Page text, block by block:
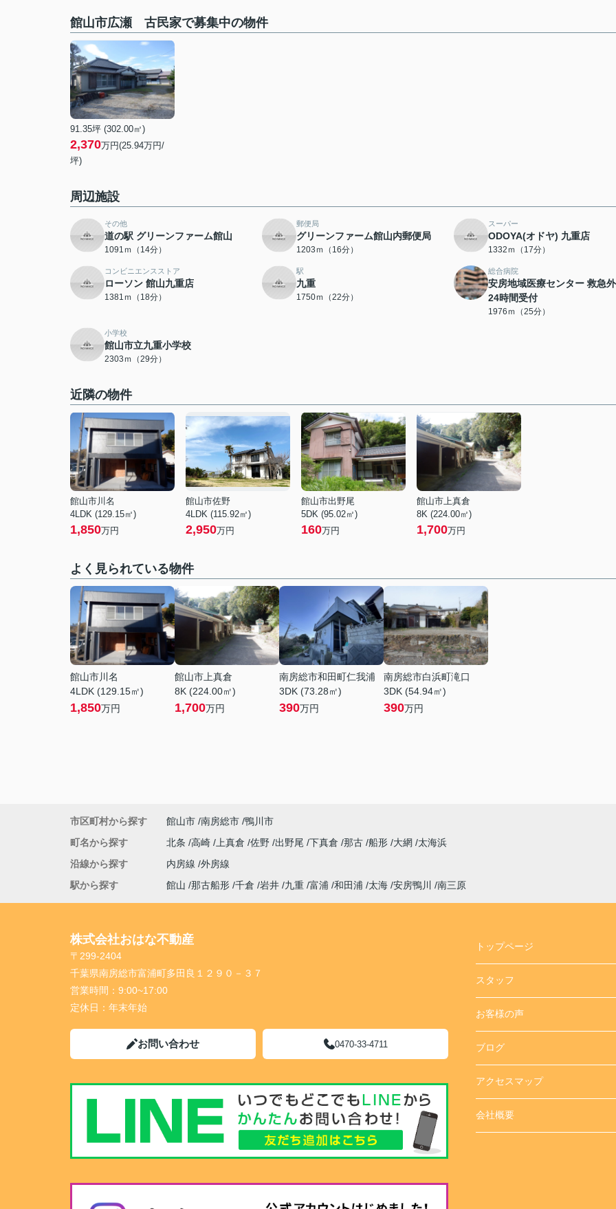
館山市広瀬 古民家で募集中の物件
91.35坪 (302.00㎡)
2,370万円(25.94万円/
坪)
周辺施設
その他
道の駅 グリーンファーム館山
1091ｍ（14分）
郵便局
グリーンファーム館山内郵便局
1203ｍ（16分）
スーパー
ODOYA(オドヤ) 九重店
1332ｍ（17分）
コンビニエンスストア
ローソン 館山九重店
1381ｍ（18分）
駅
九重
1750ｍ（22分）
総合病院
安房地域医療センター 救急
24時間受付
1976ｍ（25分）
小学校
館山市立九重小学校
2303ｍ（29分）
近隣の物件
館山市川名
4LDK (129.15㎡)
1,850万円
館山市佐野
4LDK (115.92㎡)
2,950万円
館山市出野尾
5DK (95.02㎡)
160万円
館山市上真倉
8K (224.00㎡)
1,700万円
よく見られている物件
館山市川名
4LDK (129.15㎡)
1,850万円
館山市上真倉
8K (224.00㎡)
1,700万円
南房総市和田町仁我浦
3DK (73.28㎡)
390万円
南房総市白浜町滝口
3DK (54.94㎡)
390万円
市区町村から探す 館山市 南房総市 鴨川市
町名から探す
北条 高崎 上真倉 佐野 出野尾 下真倉 那古 船形 大網
太海浜
沿線から探す
内房線 外房線
駅から探す
館山 那古船形 千倉 岩井 九重 富浦 和田浦 太海 安房鴨川 南三原
株式会社おはな不動産
〒299-2404
千葉県南房総市富浦町多田良１２９０－３７
営業時間： 9:00~17:00
定休日： 年末年始
お問い合わせ 0470-33-4711
トップページ
スタッフ
お客様の声
ブログ
アクセスマップ
会社概要